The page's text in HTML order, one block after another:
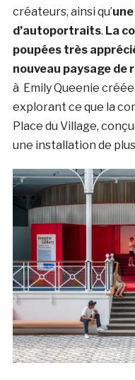
créateurs, ainsi qu’
d’autoportraits. La
poupées très
nouveau paysage de
à Emily Queenie
explorant ce que la
Place du Village,
une installation de